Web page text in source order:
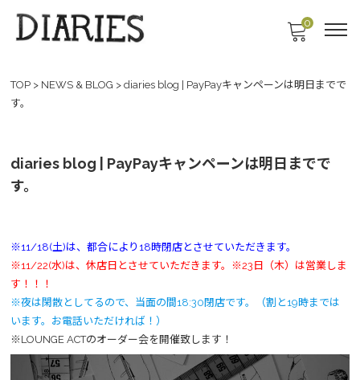
0
TOP > NEWS & BLOG > diaries blog | PayPayキャンペーンは明日までで
す。
diaries blog | PayPayキャンペーンは明日までで
す。
※11/18(土)は、都合により18時閉店とさせていただきます。
※11/22(水)は、休店日とさせていただきます。※23日（木）は営業しま
す！！！
※夜は閑散としてるので、当面の間18:30閉店です。（割と19時までは
います。お電話いただければ！）
※LOUNGE ACTのオーダー会を開催致します！